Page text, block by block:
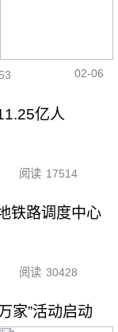
02-06
亿人
阅读 17514
铁路调度中心
阅读 30428
家”活动启动